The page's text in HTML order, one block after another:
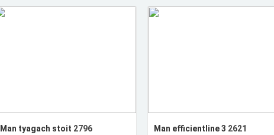
Man tyagach stoit 2796 Man efficientline 3 2621